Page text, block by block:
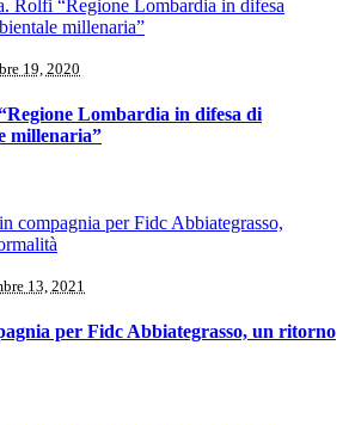
19, 2020
Lombardia in difesa di
millenaria”
13, 2021
per Fidc Abbiategrasso, un ritorno